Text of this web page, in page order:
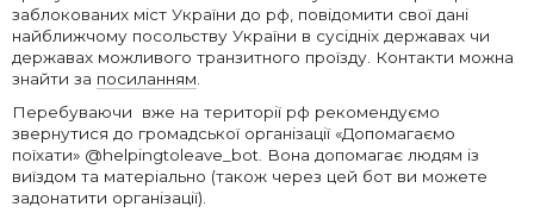
заблокованих міст України до рф, повідомити свої дані
найближчому посольству України в сусідніх державах чи
державах можливого транзитного проїзду. Контакти можна
знайти за посиланням
Перебуваючи вже на території рф рекомендуємо
звернутися до громадської організації «Допомагаємо
поїхати» @helpingtoleave_bot. Вона допомагає людям із
виїздом та матеріально (також через цей бот ви можете
задонатити організації).